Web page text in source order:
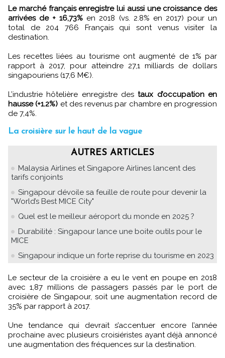
Le marché français enregistre lui aussi une croissance des
arrivées de + 16,73% en 2018 (vs. 2.8% en 2017) pour un
total de 204 766 Français qui sont venus visiter la
destination.
Les recettes liées au tourisme ont augmenté de 1% par
rapport à 2017, pour atteindre 27,1 milliards de dollars
singapouriens (17,6 M€).
L’industrie hôtelière enregistre destaux d’occupation en
hausse (+1.2%) et des revenus par chambre en progression
de 7,4%.
La croisière sur le haut de la vague
AUTRES ARTICLES
Malaysia Airlines et Singapore Airlines lancent des
tarifs conjoints
Singapour dévoile sa feuille de route pour devenir la
"World’s Best MICE City"
Quel est le meilleur aéroport du monde en 2025 ?
Durabilité : Singapour lance une boite outils pour le
MICE
Singapour indique un forte reprise du tourisme en 2023
Le secteur de la croisière a eu le vent en poupe en 2018
avec 1,87 millions de passagers passés par le port de
croisière de Singapour, soit une augmentation record de
35% par rapport à 2017.
Une tendance qui devrait s’accentuer encore l’année
prochaine avec plusieurs croisiéristes ayant déjà annoncé
une augmentation des fréquences sur la destination.